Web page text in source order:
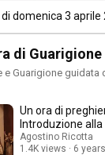
domenica 3 aprile
di
e Guarigione
Un ora di
Introduzione alla
Agostino Ricotta
1.4K views
6